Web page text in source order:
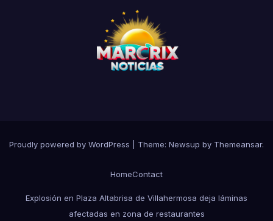
Proudly powered by WordPress Theme: Newsup by Themeansar.
HomeContact
Explosión en Plaza Altabrisa de Villahermosa deja láminas
afectadas en zona de restaurantes